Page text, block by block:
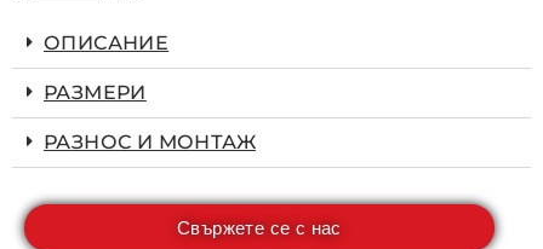
ОПИСАНИЕ
РАЗМЕРИ
РАЗНОС И МОНТАЖ
Свържете се с нас